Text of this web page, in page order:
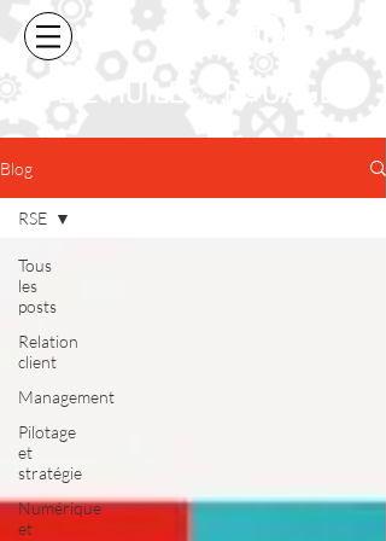
Blog
Tous
les
posts
Relation
client
Management
Pilotage
et
stratégie
Numérique
et
RSE